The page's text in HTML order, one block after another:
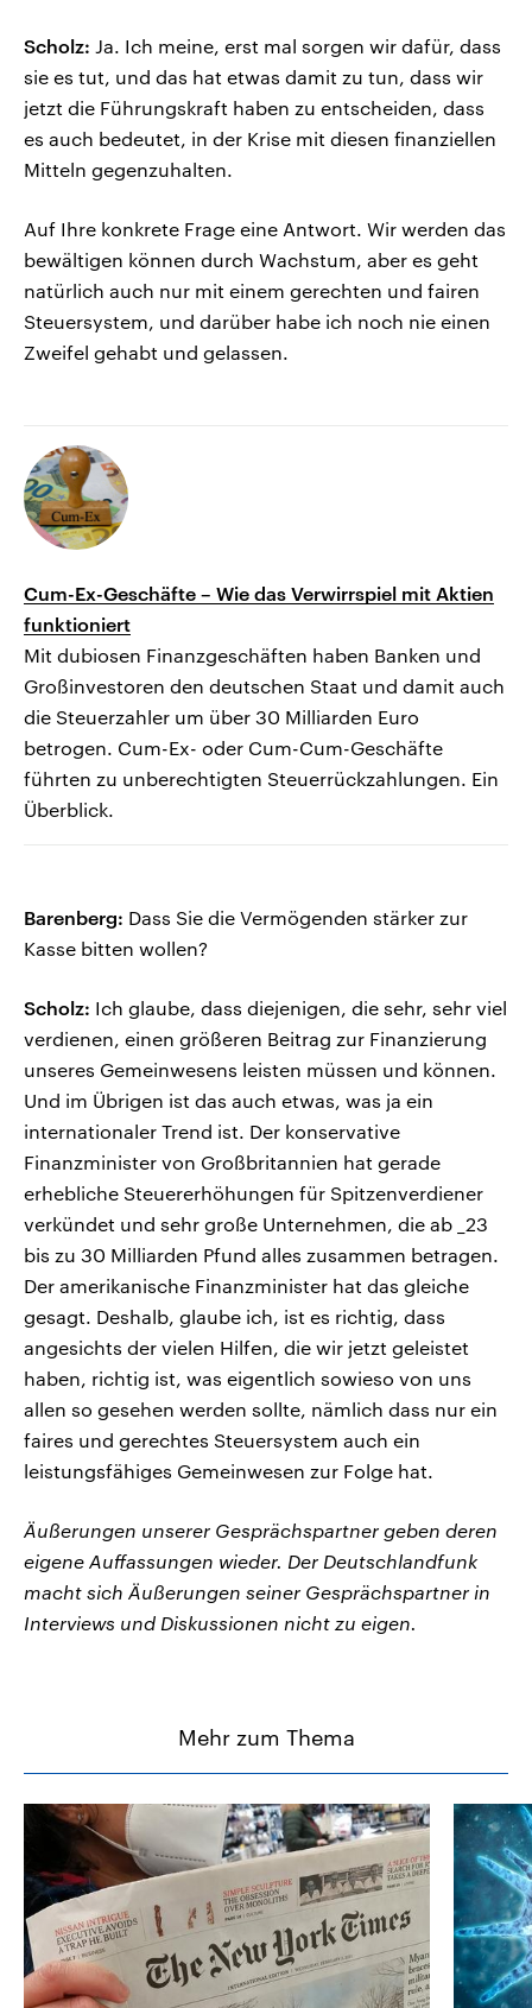
Scholz: Ja. Ich meine, erst mal sorgen wir dafür, dass
sie es tut, und das hat etwas damit zu tun, dass wir
jetzt die Führungskraft haben zu entscheiden, dass
es auch bedeutet, in der Krise mit diesen finanziellen
Mitteln gegenzuhalten.
Auf Ihre konkrete Frage eine Antwort. Wir werden das
bewältigen können durch Wachstum, aber es geht
natürlich auch nur mit einem gerechten und fairen
Steuersystem, und darüber habe ich noch nie einen
Zweifel gehabt und gelassen.
Cum-Ex-Geschäfte – Wie das Verwirrspiel mit Aktien
funktioniert
Mit dubiosen Finanzgeschäften haben Banken und
Großinvestoren den deutschen Staat und damit auch
die Steuerzahler um über 30 Milliarden Euro
betrogen. Cum-Ex- oder Cum-Cum-Geschäfte
führten zu unberechtigten Steuerrückzahlungen. Ein
Überblick.
Barenberg: Dass Sie die Vermögenden stärker zur
Kasse bitten wollen?
Scholz: Ich glaube, dass diejenigen, die sehr, sehr viel
verdienen, einen größeren Beitrag zur Finanzierung
unseres Gemeinwesens leisten müssen und können.
Und im Übrigen ist das auch etwas, was ja ein
internationaler Trend ist. Der konservative
Finanzminister von Großbritannien hat gerade
erhebliche Steuererhöhungen für Spitzenverdiener
verkündet und sehr große Unternehmen, die ab _23
bis zu 30 Milliarden Pfund alles zusammen betragen.
Der amerikanische Finanzminister hat das gleiche
gesagt. Deshalb, glaube ich, ist es richtig, dass
angesichts der vielen Hilfen, die wir jetzt geleistet
haben, richtig ist, was eigentlich sowieso von uns
allen so gesehen werden sollte, nämlich dass nur ein
faires und gerechtes Steuersystem auch ein
leistungsfähiges Gemeinwesen zur Folge hat.
Äußerungen unserer Gesprächspartner geben deren
eigene Auffassungen wieder. Der Deutschlandfunk
macht sich Äußerungen seiner Gesprächspartner in
Interviews und Diskussionen nicht zu eigen.
Mehr zum Thema